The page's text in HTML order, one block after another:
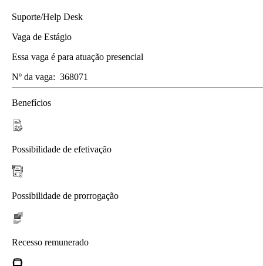
Suporte/Help Desk
Vaga de Estágio
Essa vaga é para atuação presencial
Nº da vaga: 368071
Benefícios
Possibilidade de efetivação
Possibilidade de prorrogação
Recesso remunerado